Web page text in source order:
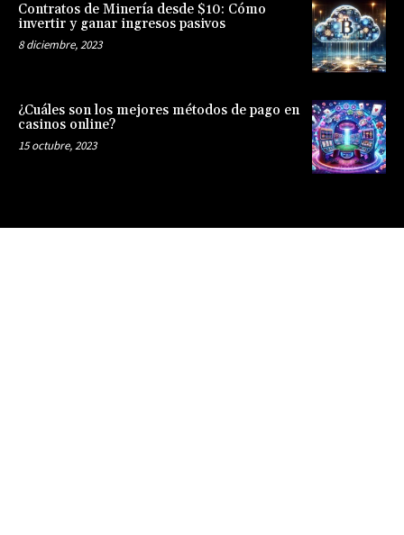
Contratos de Minería desde $10: Cómo
invertir y ganar ingresos pasivos
8 diciembre, 2023
¿Cuáles son los mejores métodos de pago en
casinos online?
15 octubre, 2023